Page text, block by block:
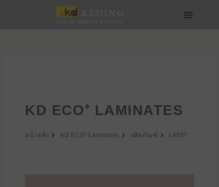
KD ECO⁺ LAMINATES
หน้าหลัก KD ECO⁺ Laminates ผลิตภัณฑ์ L8567